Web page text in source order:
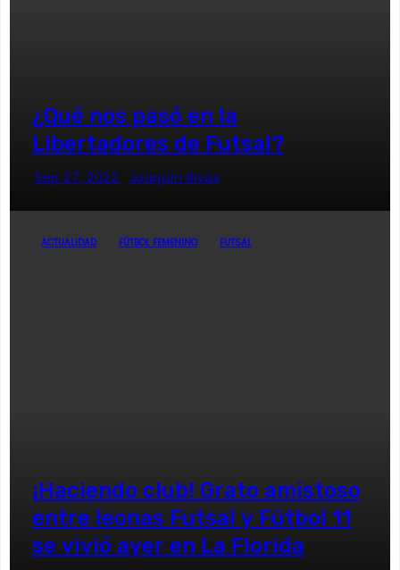
¿Qué nos pasó en la
Libertadores de Futsal?
Sep 27, 2022 Joaquín Rivas
ACTUALIDAD FÚTBOL FEMENINO FUTSAL
¡Haciendo club! Grato amistoso
entre leonas Futsal y Fútbol 11
se vivió ayer en La Florida